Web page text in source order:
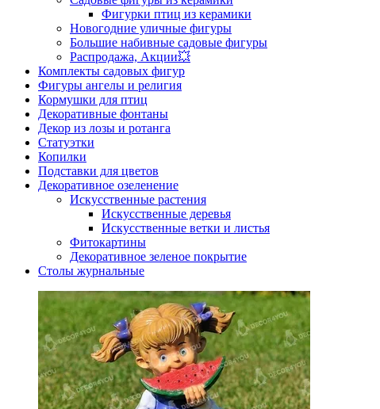
Фигурки птиц из керамики
Новогодние уличные фигуры
Большие набивные садовые фигуры
Распродажа, Акции💥
Комплекты садовых фигур
Фигуры ангелы и религия
Кормушки для птиц
Декоративные фонтаны
Декор из лозы и ротанга
Статуэтки
Копилки
Подставки для цветов
Декоративное озеленение
Искусственные растения
Искусственные деревья
Искусственные ветки и листья
Фитокартины
Декоративное зеленое покрытие
Столы журнальные